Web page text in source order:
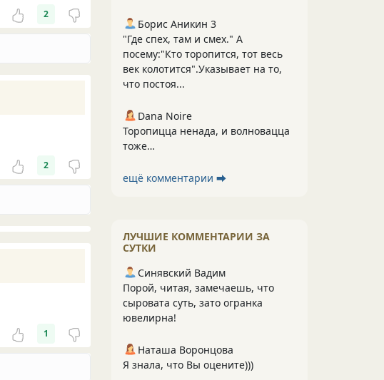
2
2
1
Борис Аникин 3
"Где спех, там и смех." А
посему:"Кто торопится, тот весь
век колотится".Указывает на то,
что постоя...
Dana Noire
Торопицца ненада, и волновацца
тоже…
ещё комментарии ⮕
ЛУЧШИЕ КОММЕНТАРИИ ЗА
СУТКИ
Синявский Вадим
Порой, читая, замечаешь, что
сыровата суть, зато огранка
ювелирна!
Наташа Воронцова
Я знала, что Вы оцените)))